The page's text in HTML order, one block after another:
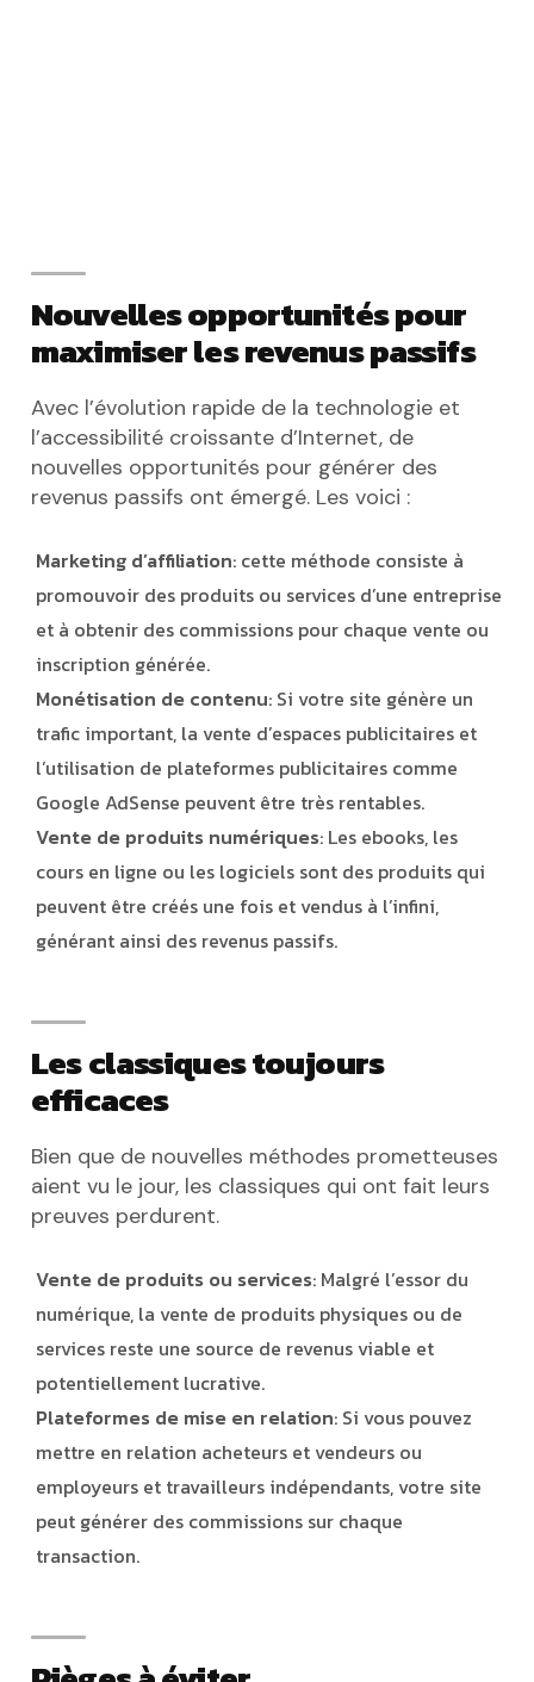
Nouvelles opportunités pour
maximiser les revenus passifs
Avec l’évolution rapide de la technologie et
l’accessibilité croissante d’Internet, de
nouvelles opportunités pour générer des
revenus passifs ont émergé. Les voici :
Marketing d’affiliation: cette méthode consiste à
promouvoir des produits ou services d’une entreprise
et à obtenir des commissions pour chaque vente ou
inscription générée.
Monétisation de contenu: Si votre site génère un
trafic important, la vente d’espaces publicitaires et
l’utilisation de plateformes publicitaires comme
Google AdSense peuvent être très rentables.
Vente de produits numériques: Les ebooks, les
cours en ligne ou les logiciels sont des produits qui
peuvent être créés une fois et vendus à l’infini,
générant ainsi des revenus passifs.
Les classiques toujours
efficaces
Bien que de nouvelles méthodes prometteuses
aient vu le jour, les classiques qui ont fait leurs
preuves perdurent.
Vente de produits ou services: Malgré l’essor du
numérique, la vente de produits physiques ou de
services reste une source de revenus viable et
potentiellement lucrative.
Plateformes de mise en relation: Si vous pouvez
mettre en relation acheteurs et vendeurs ou
employeurs et travailleurs indépendants, votre site
peut générer des commissions sur chaque
transaction.